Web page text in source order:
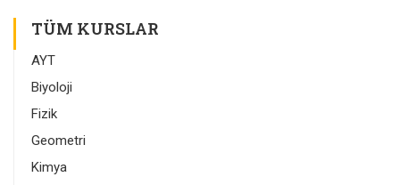
TÜM KURSLAR
AYT
Biyoloji
Fizik
Geometri
Kimya